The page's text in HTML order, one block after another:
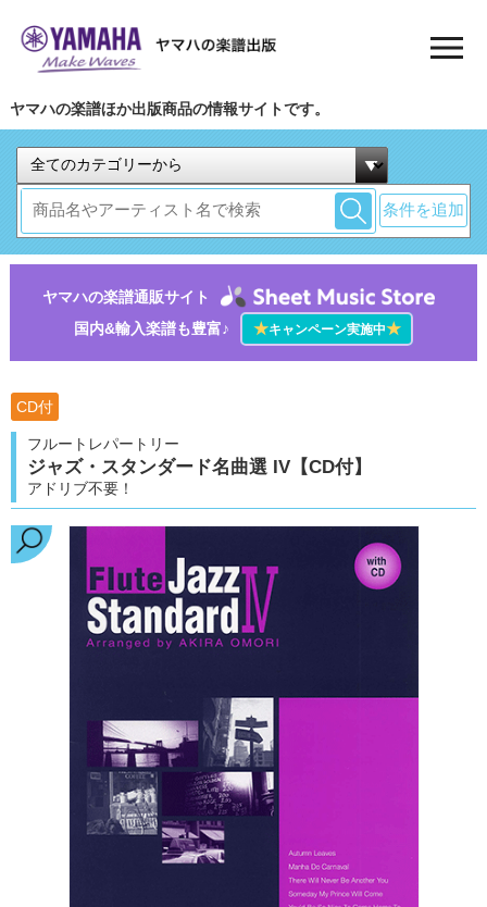
ヤマハの楽譜ほか出版商品の情報サイトです。
条件を追加
ヤマハの楽譜通販サイト
国内&輸入楽譜も豊富♪
★キャンペーン実施中★
CD付
フルートレパートリー
ジャズ・スタンダード名曲選 IV【CD付】
アドリブ不要！